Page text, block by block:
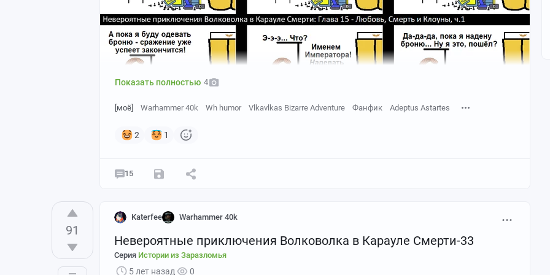
Показать полностью 4
[моё] Warhammer 40k Wh humor Vlkavlkas Bizarre Adventure Фанфик Adeptus Astartes
2 1
15
91
Katerfee Warhammer 40k
Невероятные приключения Волковолка в Карауле Смерти-33
Серия Истории из Заразломья
5 лет назад 0